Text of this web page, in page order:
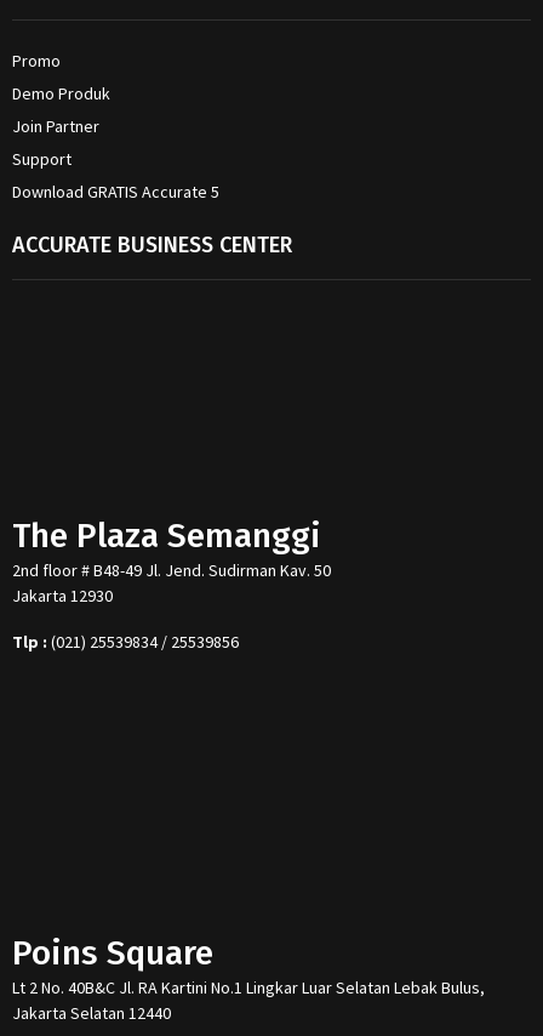
Promo
Demo Produk
Join Partner
Support
Download GRATIS Accurate 5
ACCURATE BUSINESS CENTER
The Plaza Semanggi
2nd floor # B48-49 Jl. Jend. Sudirman Kav. 50
Jakarta 12930
Tlp : (021) 25539834 / 25539856
Poins Square
Lt 2 No. 40B&C Jl. RA Kartini No.1 Lingkar Luar Selatan Lebak Bulus,
Jakarta Selatan 12440